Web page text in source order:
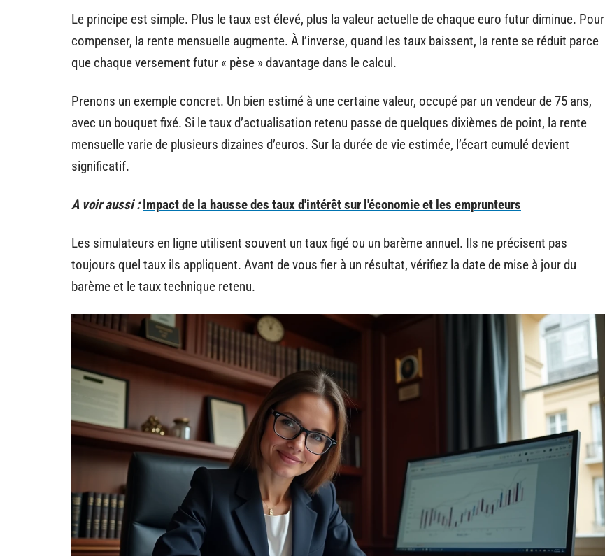
Le principe est simple. Plus le taux est élevé, plus la valeur actuelle de chaque euro futur diminue. Pour
compenser, la rente mensuelle augmente. À l’inverse, quand les taux baissent, la rente se réduit parce
que chaque versement futur « pèse » davantage dans le calcul.
Prenons un exemple concret. Un bien estimé à une certaine valeur, occupé par un vendeur de 75 ans,
avec un bouquet fixé. Si le taux d’actualisation retenu passe de quelques dixièmes de point, la rente
mensuelle varie de plusieurs dizaines d’euros. Sur la durée de vie estimée, l’écart cumulé devient
significatif.
A voir aussi : Impact de la hausse des taux d'intérêt sur l'économie et les emprunteurs
Les simulateurs en ligne utilisent souvent un taux figé ou un barème annuel. Ils ne précisent pas
toujours quel taux ils appliquent. Avant de vous fier à un résultat, vérifiez la date de mise à jour du
barème et le taux technique retenu.